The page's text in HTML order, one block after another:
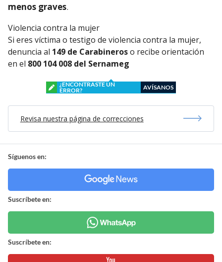
menos graves.
Violencia contra la mujer
Si eres víctima o testigo de violencia contra la mujer,
denuncia al 149 de Carabineroso recibe orientación
en el 800 104 008 del Sernameg
¿ENCONTRASTE UN
ERROR?
AVÍSANOS
Revisa nuestra página de correcciones
Síguenos en:
Suscríbete en:
Suscríbete en: